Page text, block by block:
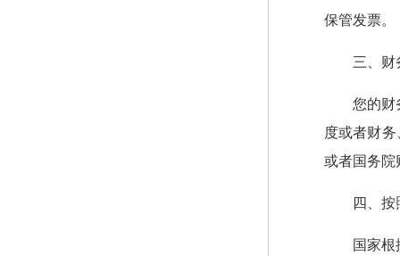
保管发票。
三、财
您的财
度或者财
或者国务院
四、
国家